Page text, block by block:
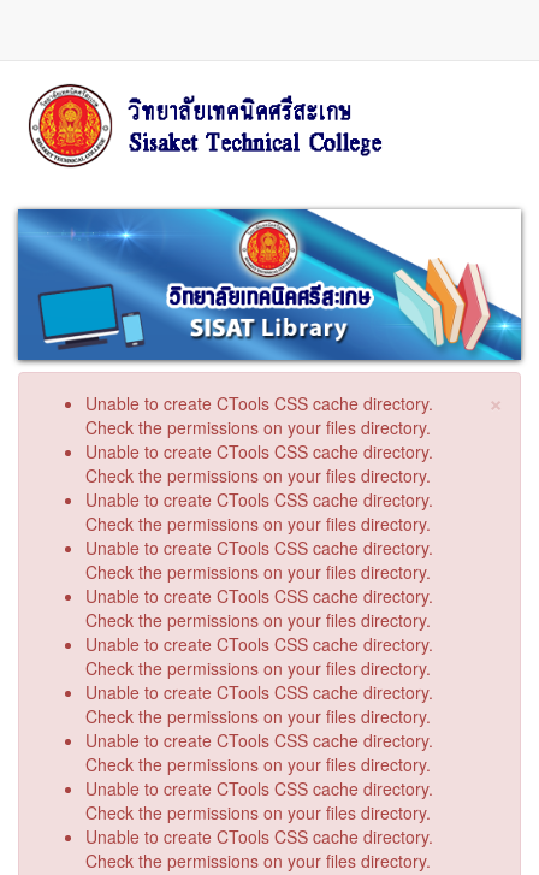
เนื้อหา
×
ข้อความ
พลาด
Unable to create CTools CSS cache directory.
Check the permissions on your files directory.
Unable to create CTools CSS cache directory.
Check the permissions on your files directory.
Unable to create CTools CSS cache directory.
Check the permissions on your files directory.
Unable to create CTools CSS cache directory.
Check the permissions on your files directory.
Unable to create CTools CSS cache directory.
Check the permissions on your files directory.
Unable to create CTools CSS cache directory.
Check the permissions on your files directory.
Unable to create CTools CSS cache directory.
Check the permissions on your files directory.
Unable to create CTools CSS cache directory.
Check the permissions on your files directory.
Unable to create CTools CSS cache directory.
Check the permissions on your files directory.
Unable to create CTools CSS cache directory.
Check the permissions on your files directory.